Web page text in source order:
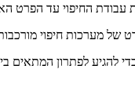
החיפוי עד הפרט
של מערכות חיפוי
לפתרון המתאים